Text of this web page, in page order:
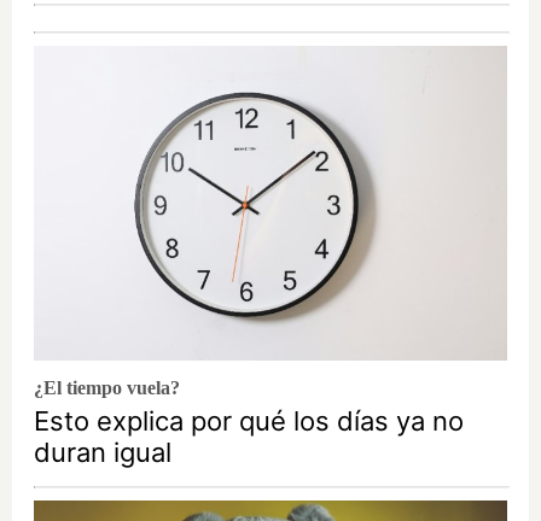
¿El tiempo vuela?
Esto explica por qué los días ya no
duran igual